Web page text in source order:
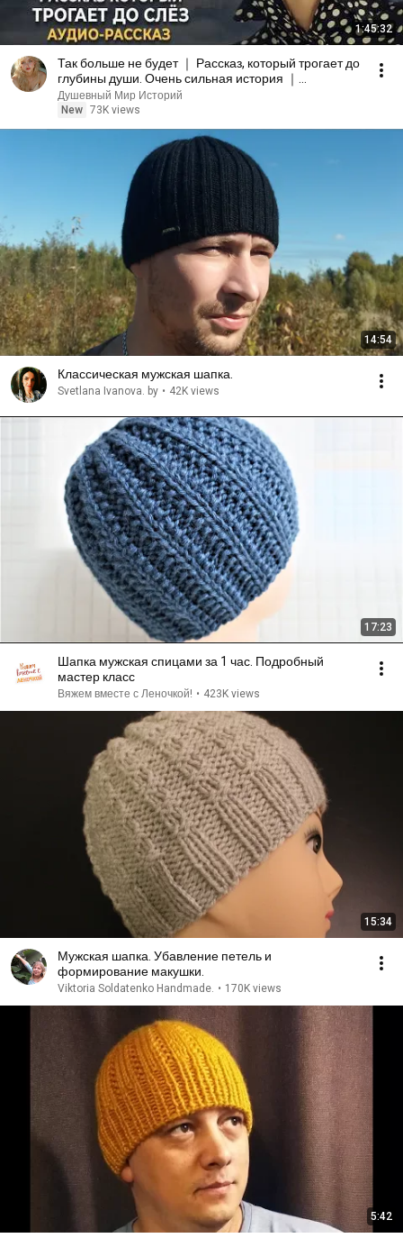
1:45:32
Так больше не будет ｜ Рассказ, который трогает до
глубины души. Очень сильная история ｜
Аудиорассказ
Душевный Мир Историй
New 73K views
14:54
Классическая мужская шапка.
Svetlana Ivanova. by • 42K views
17:23
Шапка мужская спицами за 1 час. Подробный
мастер класс
Вяжем вместе с Леночкой! • 423K views
15:34
Мужская шапка. Убавление петель и
формирование макушки.
Viktoria Soldatenko Handmade. • 170K views
5:42